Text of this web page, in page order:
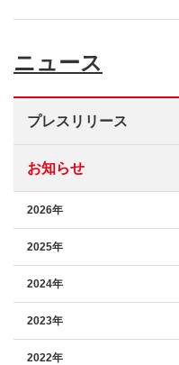
ニュース
プレスリリース
お知らせ
2026年
2025年
2024年
2023年
2022年